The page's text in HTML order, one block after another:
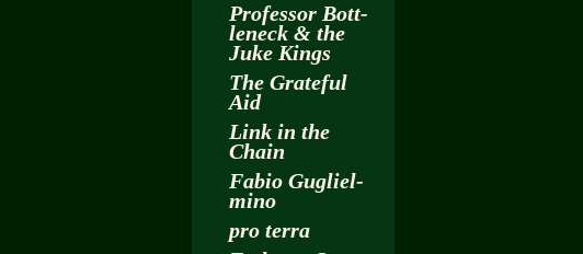
Pro­fes­sor Bott­
len­eck & the
Juke Kings
The Gra­te­ful
Aid
Link in the
Chain
Fabio Gu­gliel­
mi­no
pro terra